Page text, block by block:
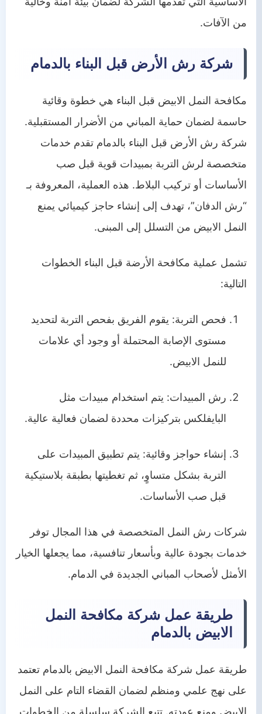
من الآفات.
شركة رش الأرض قبل البناء بالدمام
مكافحة النمل الابيض قبل البناء هي خطوة وقائية
حاسمة لضمان حماية المباني من الأضرار المستقبلية.
شركة رش الأرض قبل البناء بالدمام تقدم خدمات
متخصصة لرش التربة بمبيدات قوية قبل صب
الأساسات أو تركيب البلاط. هذه العملية، المعروفة بـ
“رش الدفان”، تهدف إلى إنشاء حاجز كيميائي يمنع
النمل الابيض من التسلل إلى المبنى.
تشمل عملية مكافحة الأرضة قبل البناء الخطوات
التالية:
فحص التربة: يقوم الفريق بفحص التربة لتحديد
مستوى الإصابة المحتملة أو وجود أي علامات
للنمل الابيض.
رش المبيدات: يتم استخدام مبيدات مثل
البايفلكس بتركيزات محددة لضمان فعالية عالية.
إنشاء حواجز وقائية: يتم تطبيق المبيدات على
التربة بشكل متساوٍ، ثم تغطيتها بطبقة بلاستيكية
قبل صب الأساسات.
شركات رش النمل المتخصصة في هذا المجال توفر
خدمات بجودة عالية وبأسعار تنافسية، مما يجعلها الخيار
الأمثل لأصحاب المباني الجديدة في الدمام.
طريقة عمل شركة مكافحة النمل
الابيض بالدمام
طريقة عمل شركة مكافحة النمل الابيض بالدمام تعتمد
على نهج علمي ومنظم لضمان القضاء التام على النمل
الابيض ومنع عودته. تتبع الشركة سلسلة من الخطوات